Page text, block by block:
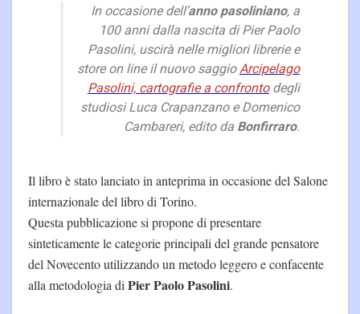
In occasione dell’anno pasoliniano, a
100 anni dalla nascita di Pier Paolo
Pasolini, uscirà nelle migliori librerie e
store on line il nuovo saggioArcipelago
Pasolini, cartografie a confrontodegli
studiosi Luca Crapanzano e Domenico
Cambareri, edito da Bonfirraro.
Il libro è stato lanciato in anteprima in occasione del Salone
internazionale del libro di Torino.
Questa pubblicazione si propone di presentare
sinteticamente le categorie principali del grande pensatore
del Novecento utilizzando un metodo leggero e confacente
alla metodologia di Pier Paolo Pasolini.